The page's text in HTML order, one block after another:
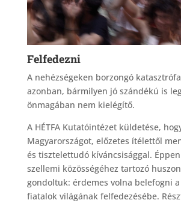
Felfedezni
A nehézségeken borzongó
azonban, bármilyen jó szándékú is
önmagában nem kielégítő.
A HÉTFA Kutatóintézet küldetése,
Magyarországot, előzetes ítélettől
és tisztelettudó kíváncsisággal. Éppen
szellemi közösségéhez tartozó
gondoltuk: érdemes volna belefogni
fiatalok világának felfedezésébe.